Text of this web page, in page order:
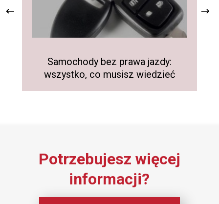
Samochody bez prawa jazdy:
wszystko, co musisz wiedzieć
Potrzebujesz więcej
informacji?